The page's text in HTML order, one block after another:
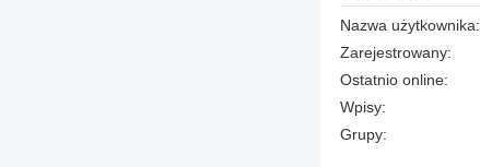
Nazwa użytkownika:
Zarejestrowany:
Ostatnio online:
Wpisy:
Grupy: